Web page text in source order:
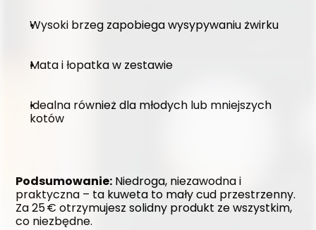
Wysoki brzeg zapobiega wysypywaniu żwirku
Mata i łopatka w zestawie
Idealna również dla młodych lub mniejszych
kotów
Podsumowanie: Niedroga, niezawodna i
praktyczna – ta kuweta to mały cud przestrzenny.
Za 25 € otrzymujesz solidny produkt ze wszystkim,
co niezbędne.